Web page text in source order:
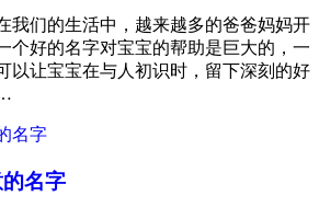
我们的生活中，越来越多的爸爸妈妈开
个好的名字对宝宝的帮助是巨大的，一
以让宝宝在与人初识时，留下深刻的好
名字